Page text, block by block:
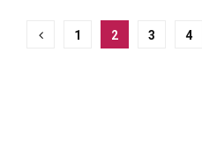
1 2 3 4